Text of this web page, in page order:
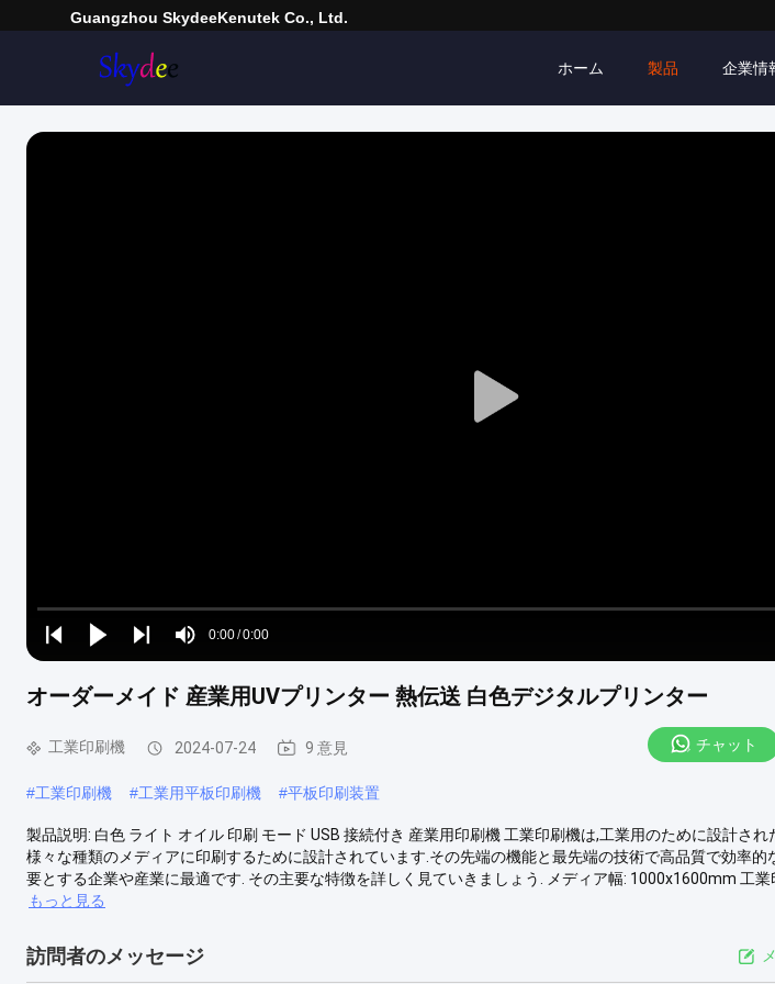
Guangzhou SkydeeKenutek Co., Ltd.
ホーム 製品 企業情
Play
Play
Play
Play
Mute
Time
0:00/0:00
Loaded:
0%
オーダーメイド 産業用UVプリンター 熱伝送 白色デジタルプリンター
工業印刷機 2024-07-24 9 意見 チャット
#工業印刷機 #工業用平板印刷機 #平板印刷装置
製品説明: 白色 ライト オイル 印刷 モード USB 接続付き 産業用印刷機 工業印刷機は,工業用のために設計さ
様々な種類のメディアに印刷するために設計されています.その先端の機能と最先端の技術で高品質で効率的
要とする企業や産業に最適です. その主要な特徴を詳しく見ていきましょう. メディア幅: 1000x1600mm 工業
もっと見る
訪問者のメッセージ